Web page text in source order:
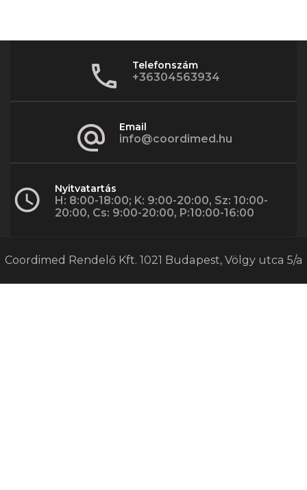
Telefonszám
+36304563934
Email
info@coordimed.hu
Nyitvatartás
H: 8:00-18:00; K: 9:00-20:00, Sz: 10:00-
20:00, Cs: 9:00-20:00, P:10:00-16:00
Coordimed Rendelő Kft. 1021 Budapest, Völgy utca 5/a